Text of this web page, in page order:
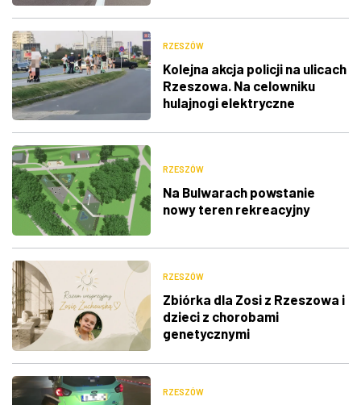
RZESZÓW
Kolejna akcja policji na ulicach
Rzeszowa. Na celowniku
hulajnogi elektryczne
RZESZÓW
Na Bulwarach powstanie
nowy teren rekreacyjny
RZESZÓW
Zbiórka dla Zosi z Rzeszowa i
dzieci z chorobami
genetycznymi
RZESZÓW